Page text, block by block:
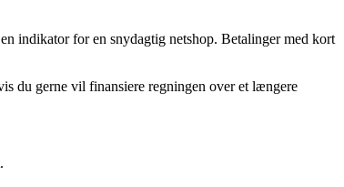
indikator for en snydagtig netshop. Betalinger med kort
du gerne vil finansiere regningen over et længere